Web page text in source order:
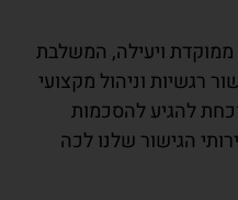
ממוקדת ויעילה, המשלבת
רגשיות וניהול מקצועי
להגיע להסכמות
הגישור שלנו לכה